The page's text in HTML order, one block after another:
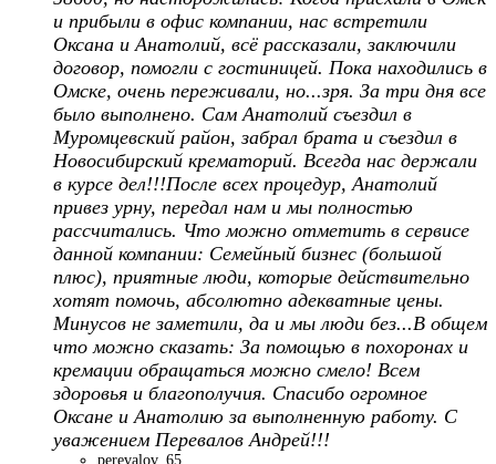
и прибыли в офис компании, нас встретили
Оксана и Анатолий, всё рассказали, заключили
договор, помогли с гостиницей. Пока находились в
Омске, очень переживали, но...зря. За три дня все
было выполнено. Сам Анатолий съездил в
Муромцевский район, забрал брата и съездил в
Новосибирский крематорий. Всегда нас держали
в курсе дел!!!После всех процедур, Анатолий
привез урну, передал нам и мы полностью
рассчитались. Что можно отметить в сервисе
данной компании: Семейный бизнес (большой
плюс), приятные люди, которые действительно
хотят помочь, абсолютно адекватные цены.
Минусов не заметили, да и мы люди без...В общем
что можно сказать: За помощью в похоронах и
кремации обращаться можно смело! Всем
здоровья и благополучия. Спасибо огромное
Оксане и Анатолию за выполненную работу. С
уважением Перевалов Андрей!!!
perevalov_65